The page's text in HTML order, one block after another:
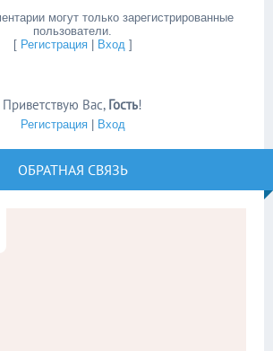
могут только зарегистрированные
пользователи.
[ Регистрация| Вход]
Приветствую Вас, Гость!
Регистрация| Вход
ОБРАТНАЯ СВЯЗЬ